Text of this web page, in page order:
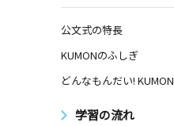
公文式の特長
KUMONのふしぎ
どんなもんだい! KUMON
学習の流れ